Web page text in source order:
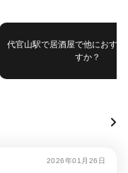
代官山駅で居酒屋で他におす
すか？
2026年01月26日